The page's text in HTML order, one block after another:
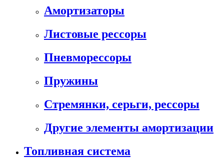
Амортизаторы
Листовые рессоры
Пневморессоры
Пружины
Стремянки, серьги, рессоры
Другие элементы амортизации
Топливная система